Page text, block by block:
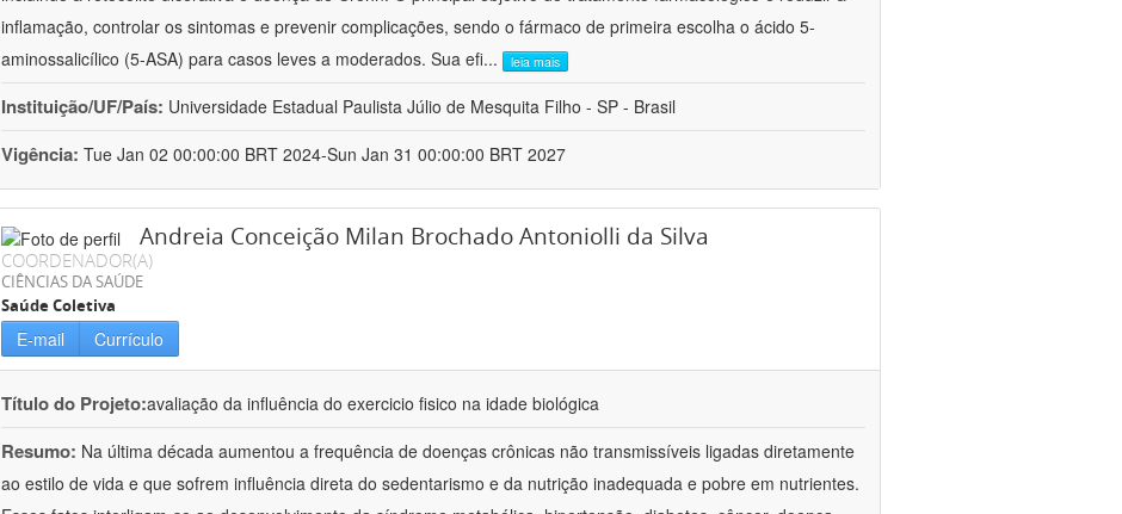
inflamação, controlar os sintomas e prevenir complicações, sendo o fármaco de primeira escolha o ácido 5-
aminossalicílico (5-ASA) para casos leves a moderados. Sua efi... leia mais
Instituição/UF/País: Universidade Estadual Paulista Júlio de Mesquita Filho - SP - Brasil
Vigência: Tue Jan 02 00:00:00 BRT 2024-Sun Jan 31 00:00:00 BRT 2027
Andreia Conceição Milan Brochado Antoniolli da Silva
COORDENADOR(A)
CIÊNCIAS DA SAÚDE
Saúde Coletiva
E-mail Currículo
Título do Projeto:avaliação da influência do exercicio fisico na idade biológica
Resumo: Na última década aumentou a frequência de doenças crônicas não transmissíveis ligadas diretamente
ao estilo de vida e que sofrem influência direta do sedentarismo e da nutrição inadequada e pobre em nutrientes.